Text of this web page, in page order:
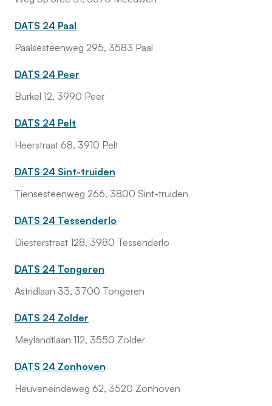
DATS 24 Paal
Paalsesteenweg 295, 3583 Paal
DATS 24 Peer
Burkel 12, 3990 Peer
DATS 24 Pelt
Heerstraat 68, 3910 Pelt
DATS 24 Sint-truiden
Tiensesteenweg 266, 3800 Sint-truiden
DATS 24 Tessenderlo
Diesterstraat 128, 3980 Tessenderlo
DATS 24 Tongeren
Astridlaan 33, 3700 Tongeren
DATS 24 Zolder
Meylandtlaan 112, 3550 Zolder
DATS 24 Zonhoven
Heuveneindeweg 62, 3520 Zonhoven